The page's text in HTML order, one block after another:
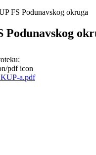
FS Podunavskog okruga
Podunavskog
a.pdf